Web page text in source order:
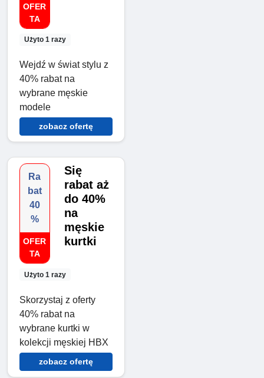
OFER
TA
Użyto 1 razy
Wejdź w świat stylu z
40% rabat na
wybrane męskie
modele
zobacz ofertę
Ra
bat
40
%
OFER
TA
Użyto 1 razy
Się
rabat aż
do 40%
na
męskie
kurtki
Skorzystaj z oferty
40% rabat na
wybrane kurtki w
kolekcji męskiej HBX
zobacz ofertę